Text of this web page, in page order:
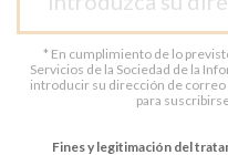
* En cumplimiento de lo
Servicios de la Sociedad de la
introducir su dirección de
para
Fines y legitimación del